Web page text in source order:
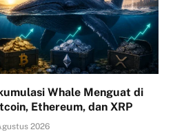
Whale Menguat di
Ethereum, dan XRP
2026